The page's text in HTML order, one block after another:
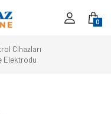
0
Cihazları
Elektrodu